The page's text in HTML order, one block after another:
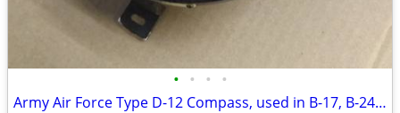
• • • •
Army Air Force Type D-12 Compass, used in B-17, B-24, B-29